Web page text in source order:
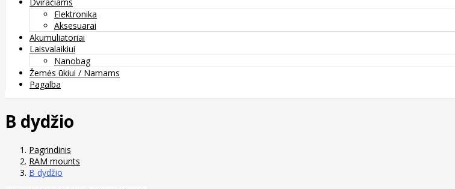
Elektronika
Aksesuarai
Akumuliatoriai
Laisvalaikiui
Nanobag
Žemės ūkiui / Namams
Pagalba
B dydžio
Pagrindinis
RAM mounts
B dydžio